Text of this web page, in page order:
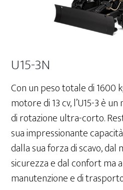
U15-3N
Con un peso totale di 1600
motore di 13 cv, l’U15-3 è
di rotazione ultra-corto.
sua impressionante
dalla sua forza di scavo,
sicurezza e dal confort ma
manutenzione e di